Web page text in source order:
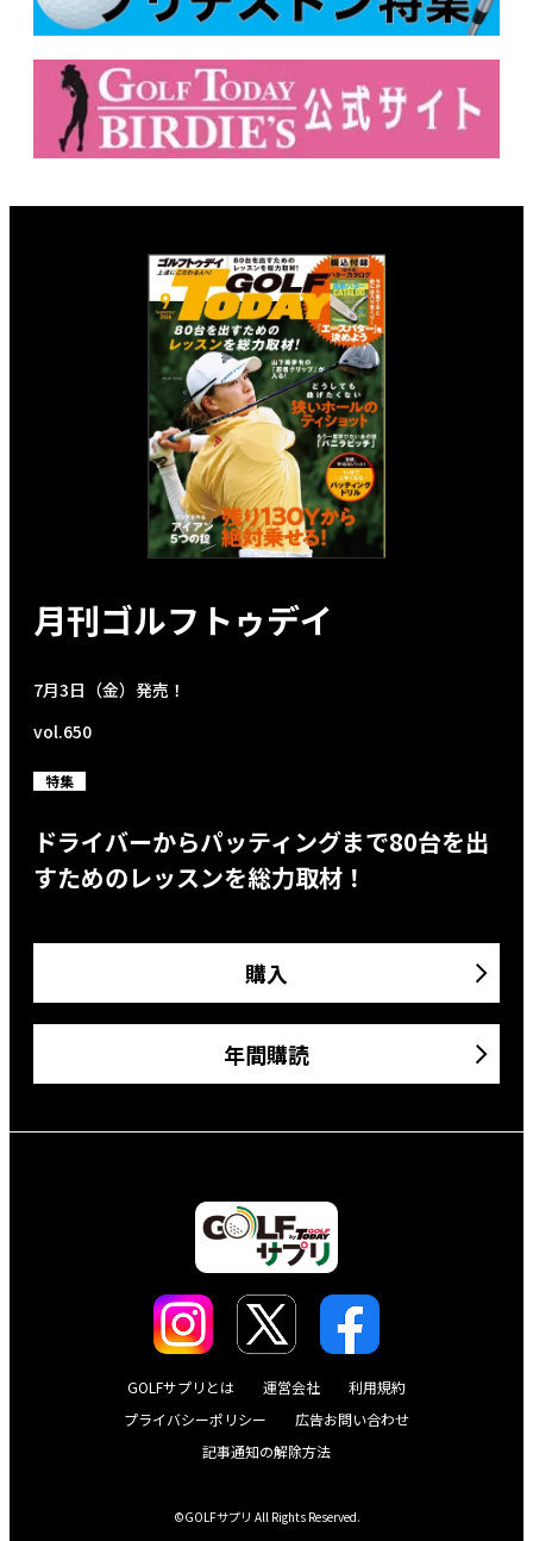
月刊ゴルフトゥデイ
7月3日（金）発売！
vol.650
特集
ドライバーからパッティングまで80台を出
すためのレッスンを総力取材！
購入
年間購読
GOLFサプリとは 運営会社
利用規約
プライバシーポリシー
広告お問い合わせ
記事通知の解除方法
©GOLFサプリ All Rights Reserved.